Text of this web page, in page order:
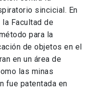
sincicial. En
Facultad de
para la
de objetos en el
en un área de
las minas
fue patentada en